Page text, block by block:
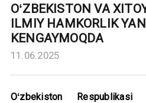
OʻZBEKISTON VA
ILMIY HAMKORLIK
KENGAYMOQDA
11.06.2025
Oʻzbekiston